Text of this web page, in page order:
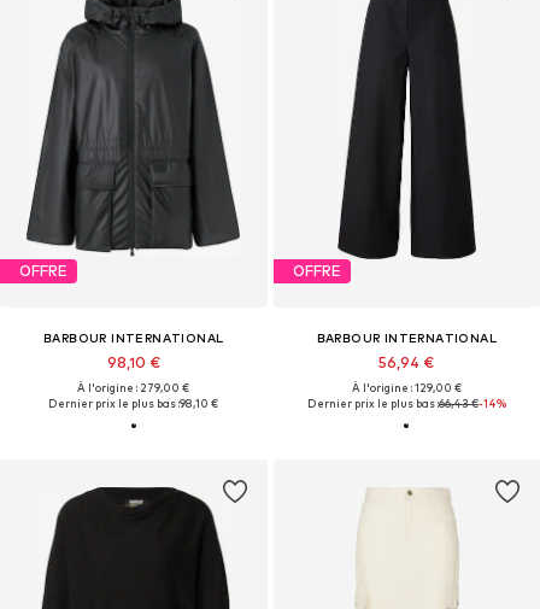
OFFRE
BARBOUR INTERNATIONAL
98,10 €
À l'origine : 279,00 €
Dernier prix le plus bas :98,10 €
OFFRE
BARBOUR INTERNATIONAL
56,94 €
À l'origine : 129,00 €
Dernier prix le plus bas :66,43 €-14%